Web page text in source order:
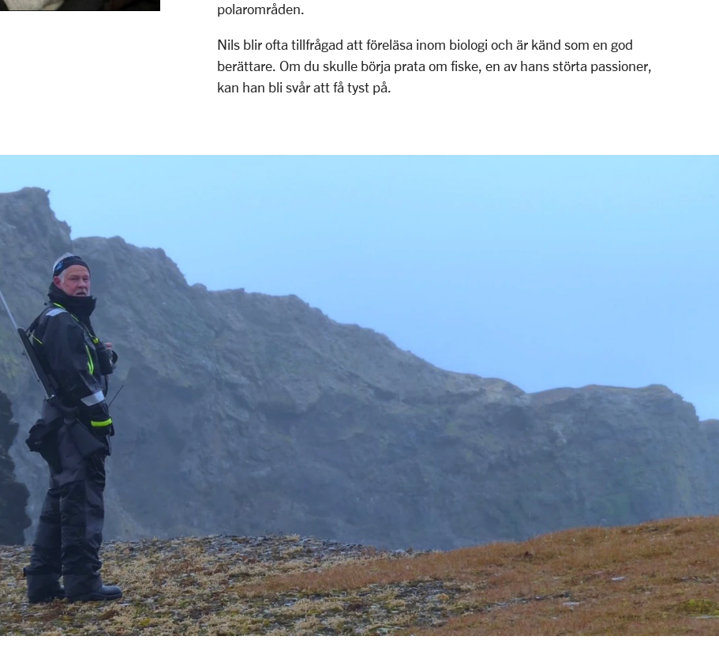
polarområden.
Nils blir ofta tillfrågad att föreläsa inom biologi och är känd som en god
berättare. Om du skulle börja prata om fiske, en av hans störta passioner,
kan han bli svår att få tyst på.